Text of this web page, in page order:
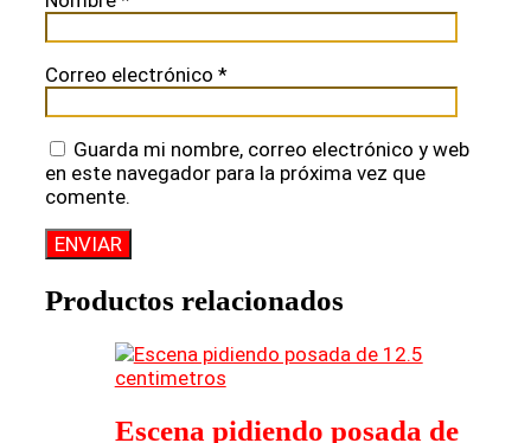
Correo electrónico *
Guarda mi nombre, correo electrónico y web
en este navegador para la próxima vez que
comente.
Productos relacionados
Escena pidiendo posada de